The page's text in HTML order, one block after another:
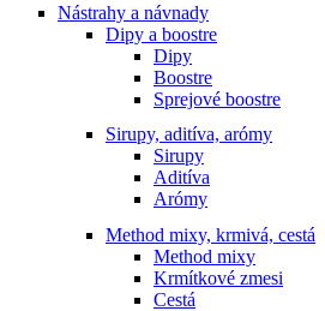
Nástrahy a návnady
Dipy a boostre
Dipy
Boostre
Sprejové boostre
Sirupy, aditíva, arómy
Sirupy
Aditíva
Arómy
Method mixy, krmivá, cestá
Method mixy
Krmítkové zmesi
Cestá